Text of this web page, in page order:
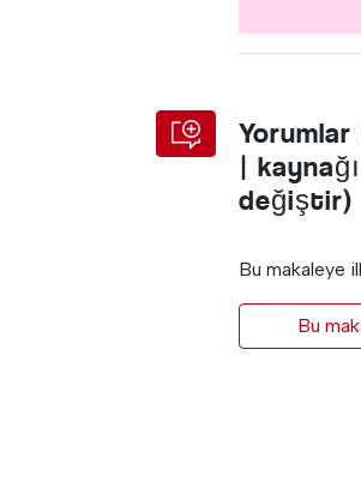
| kaynağı
değiştir)
Bu makaleye
Bu